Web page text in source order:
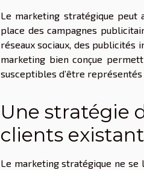
Le marketing stratégique
place des campagnes
réseaux sociaux, des publicités
marketing bien conçue
susceptibles d’être
Une stratégie
clients
Le marketing stratégique ne se